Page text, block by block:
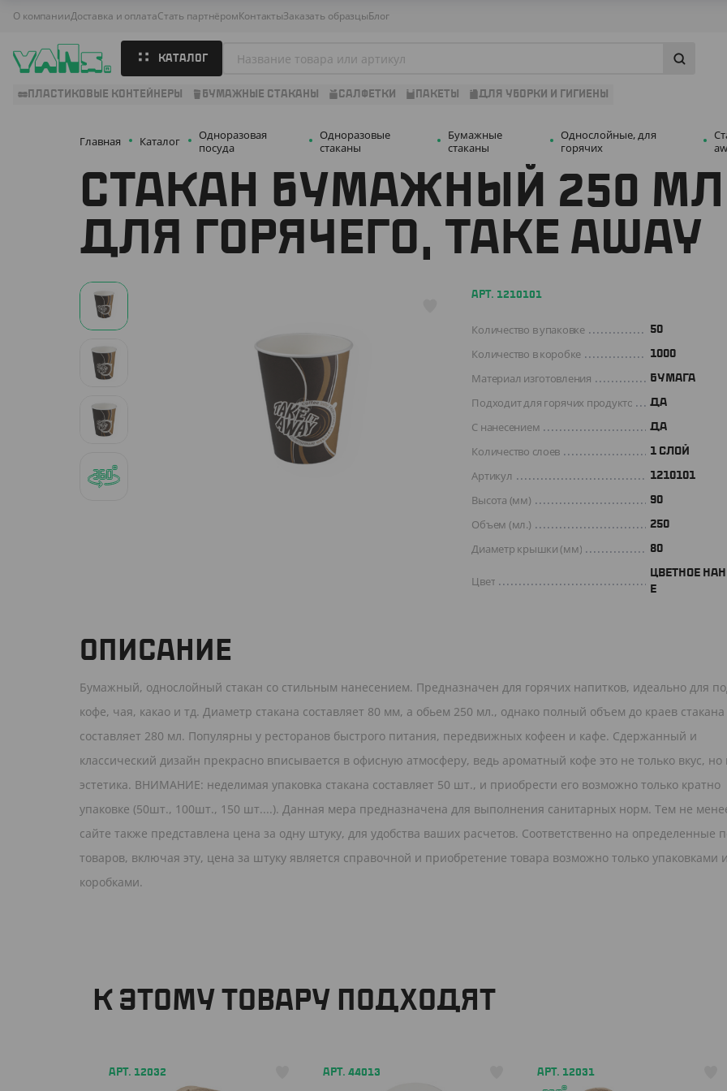
О компанииДоставка и оплатаСтать партнёромКонтактыЗаказать образцыБлог
КАТАЛОГ
ПЛАСТИКОВЫЕ КОНТЕЙНЕРЫ БУМАЖНЫЕ СТАКАНЫ САЛФЕТКИ ПАКЕТЫ ДЛЯ УБОРКИ И ГИГИЕНЫ
Главная Каталог
Одноразовая
посуда
Одноразовые
стаканы
Бумажные
стаканы
Однослойные, для
горячих
СТАКАН БУМАЖНЫЙ 250
ДЛЯ ГОРЯЧЕГО, TAKE AWAY
АРТ. 1210101
Количество в упаковке 50
Количество в коробке 1000
Материал изготовления БУМАГА
Подходит для горячих продуктов ДА
С нанесением Да
Количество слоев 1 СЛОЙ
Артикул 1210101
Высота (мм) 90
Объем (мл.) 250
Диаметр крышки (мм) 80
Цвет
ЦВЕТНОЕ
Е
ОПИСАНИЕ
Бумажный, однослойный стакан со стильным нанесением. Предназначен для горячих напитков, идеально для
кофе, чая, какао и тд. Диаметр стакана составляет 80 мм, а обьем 250 мл., однако полный объем до краев стакана
составляет 280 мл. Популярны у ресторанов быстрого питания, передвижных кофеен и кафе. Сдержанный и
классический дизайн прекрасно вписывается в офисную атмосферу, ведь ароматный кофе это не только вкус, но
эстетика. ВНИМАНИЕ: неделимая упаковка стакана составляет 50 шт., и приобрести его возможно только кратно
упаковке (50шт., 100шт., 150 шт....). Данная мера предназначена для выполнения санитарных норм. Тем не
сайте также представлена цена за одну штуку, для удобства ваших расчетов. Соответственно на определенные
товаров, включая эту, цена за штуку является справочной и приобретение товара возможно только упаковками
коробками.
К ЭТОМУ ТОВАРУ ПОДХОДЯТ
АРТ. 12032 АРТ. 44013 АРТ. 12031